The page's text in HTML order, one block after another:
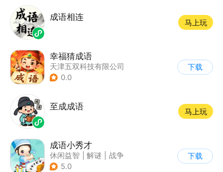
成语相连
马上玩
幸福猜成语
天津五双科技有限公司
0.0
下载
至成成语
马上玩
成语小秀才
休闲益智 解谜
战争
| 文字游戏
5.0
下载